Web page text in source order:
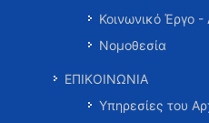
Κοινωνικό Έργο -
Νομοθεσία
ΕΠΙΚΟΙΝΩΝΙΑ
Υπηρεσίες του